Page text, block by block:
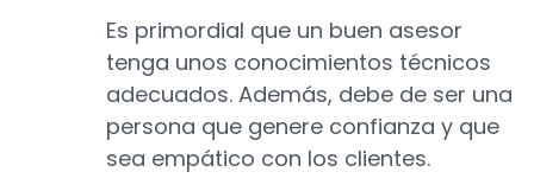
Es primordial que un buen asesor
tenga unos conocimientos técnicos
adecuados. Además, debe de ser una
persona que genere confianza y que
sea empático con los clientes.